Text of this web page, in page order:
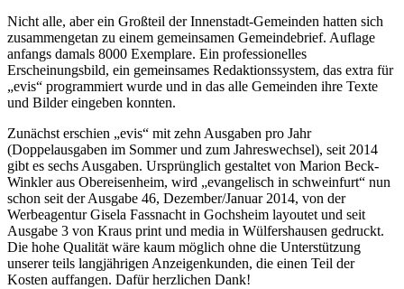
Nicht alle, aber ein Großteil der Innenstadt-Gemeinden hatten sich
zusammengetan zu einem gemeinsamen Gemeindebrief. Auflage
anfangs damals 8000 Exemplare. Ein professionelles
Erscheinungsbild, ein gemeinsames Redaktionssystem, das extra für
„evis“ programmiert wurde und in das alle Gemeinden ihre Texte
und Bilder eingeben konnten.
Zunächst erschien „evis“ mit zehn Ausgaben pro Jahr
(Doppelausgaben im Sommer und zum Jahreswechsel), seit 2014
gibt es sechs Ausgaben. Ursprünglich gestaltet von Marion Beck-
Winkler aus Obereisenheim, wird „evangelisch in schweinfurt“ nun
schon seit der Ausgabe 46, Dezember/Januar 2014, von der
Werbeagentur Gisela Fassnacht in Gochsheim layoutet und seit
Ausgabe 3 von Kraus print und media in Wülfershausen gedruckt.
Die hohe Qualität wäre kaum möglich ohne die Unterstützung
unserer teils langjährigen Anzeigenkunden, die einen Teil der
Kosten auffangen. Dafür herzlichen Dank!